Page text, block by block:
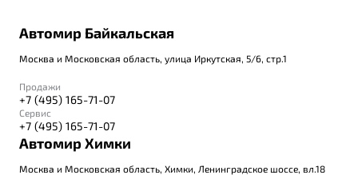
Автомир Байкальская
Москва и Московская область, улица Иркутская, 5/6, стр.1
Продажи
+7 (495) 165-71-07
Сервис
+7 (495) 165-71-07
Автомир Химки
Москва и Московская область, Химки, Ленинградское шоссе, вл.18